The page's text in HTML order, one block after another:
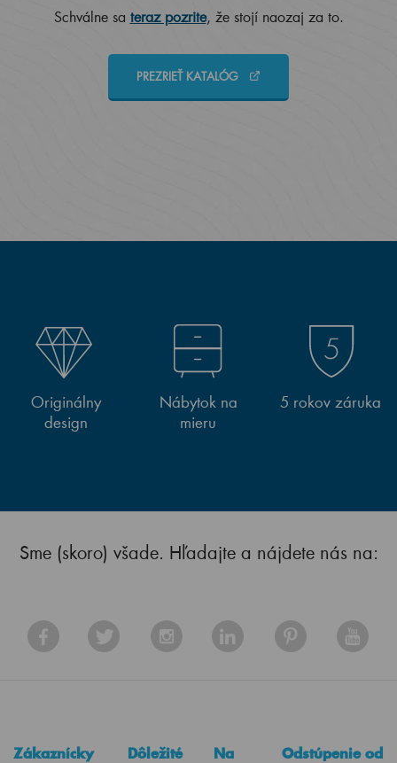
Schválne sa teraz pozrite, že stojí naozaj za to.
PREZRIEŤ KATALÓG
Originálny
design
Nábytok na
mieru
5 rokov záruka
Sme (skoro) všade. Hľadajte a nájdete nás na:
Zákaznícky
Dôležité
Na
Odstúpenie od